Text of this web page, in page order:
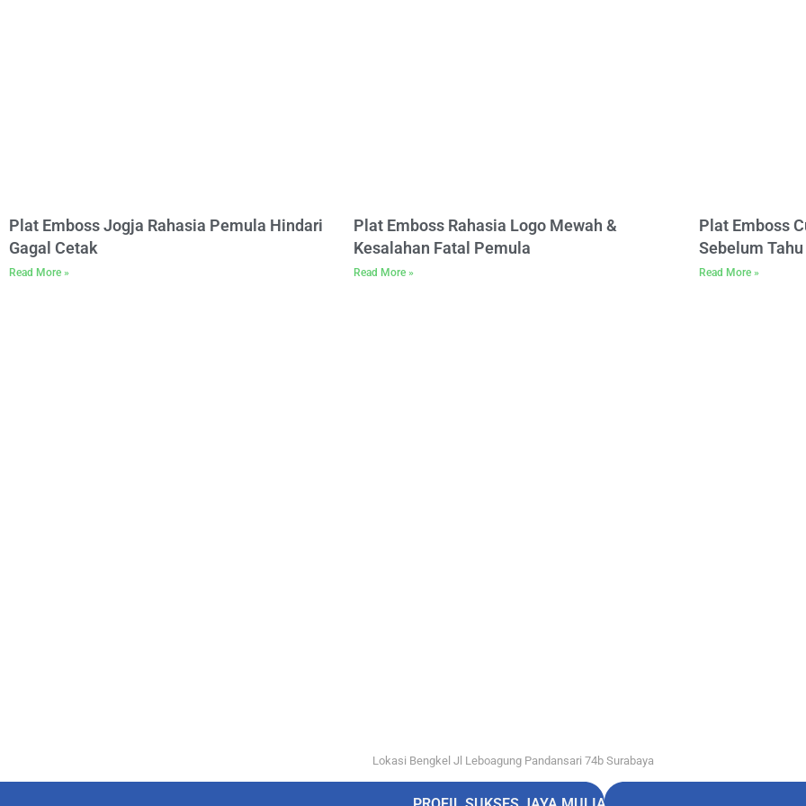
Plat Emboss Jogja Rahasia Pemula Hindari
Gagal Cetak
Read More »
Plat Emboss Rahasia Logo Mewah &
Kesalahan Fatal Pemula
Read More »
Plat Emboss
Sebelum
Read More »
Lokasi Bengkel Jl Leboagung Pandansari 74b Surabaya